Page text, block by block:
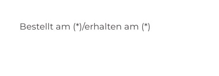
Bestellt am (*)/erhalten am (*)